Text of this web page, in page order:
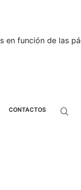
función de las
CONTACTOS